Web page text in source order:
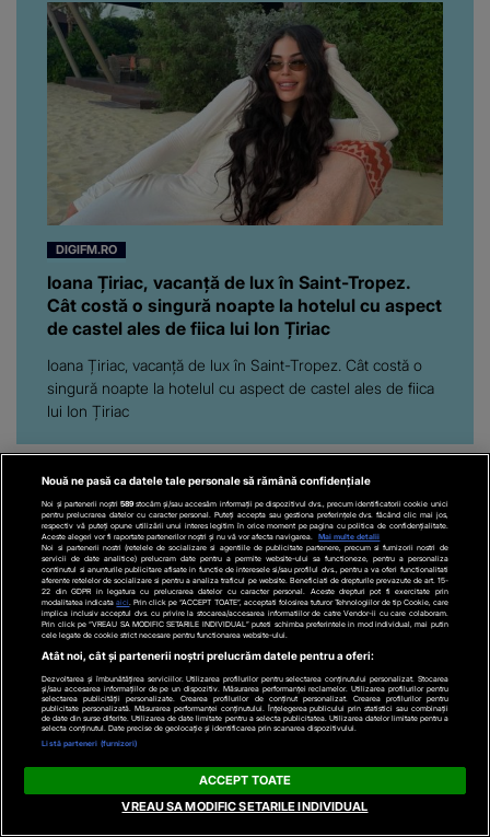
vine să creadă că s-a
ajuns până aici, dar e
adevărat, au făcut-o și pe
asta! Și ce a ieșit la iveală
ar fi prea mult pentru
oricine: "Cu… mine, fata
româncă...”
DIGIFM.RO
Ioana Țiriac, vacanță de lux în Saint-Tropez.
Cât costă o singură noapte la hotelul cu aspect
de castel ales de fiica lui Ion Țiriac
Ioana Țiriac, vacanță de lux în Saint-Tropez. Cât costă o
singură noapte la hotelul cu aspect de castel ales de fiica
lui Ion Țiriac
Să crești mare
Tu Dai Moda!
Ce faci in weekend?
Nouă ne pasă ca datele tale personale să rămână confidențiale
Noi și partenerii noștri 589stocăm și/sau accesăm informații pe dispozitivul dvs., precum identificatorii cookie unici
pentru prelucrarea datelor cu caracter personal. Puteți accepta sau gestiona preferințele dvs. făcând clic mai jos,
respectiv vă puteți opune utilizării unui interes legitim în orice moment pe pagina cu politica de confidențialitate.
Aceste alegeri vor fi raportate partenerilor noștri și nu vă vor afecta navigarea.
Mai multe detalii
Noi si partenerii nostri (retelele de socializare si agentiile de publicitate partenere, precum si furnizorii nostri de
servicii de date analitice) prelucram date pentru a permite website-ului sa functioneze, pentru a personaliza
continutul si anunturile publicitare afisate in functie de interesele si/sau profilul dvs., pentru a va oferi functionalitati
aferente retelelor de socializare si pentru a analiza traficul pe website. Beneficiati de drepturile prevazute de art. 15-
22 din GDPR in legatura cu prelucrarea datelor cu caracter personal. Aceste drepturi pot fi exercitate prin
modalitatea indicataaici . Prin click pe “ACCEPT TOATE”, acceptati folosirea tuturor Tehnologiilor de tip Cookie, care
implica inclusiv acceptul dvs. cu privire la stocarea/accesarea informatiilor de catre Vendor-ii cu care colaboram.
Prin click pe “VREAU SA MODIFIC SETARILE INDIVIDUAL” puteti schimba preferintele in mod individual, mai putin
cele legate de cookie strict necesare pentru functionarea website-ului.
Atât noi, cât și partenerii noștri prelucrăm datele pentru a oferi:
Dezvoltarea și îmbunătățirea serviciilor. Utilizarea profilurilor pentru selectarea conținutului personalizat. Stocarea
și/sau accesarea informațiilor de pe un dispozitiv. Măsurarea performanței reclamelor. Utilizarea profilurilor pentru
selectarea publicității personalizate. Crearea profilurilor de conținut personalizat. Crearea profilurilor pentru
publicitate personalizată. Măsurarea performanței conținutului. Înțelegerea publicului prin statistici sau combinații
de date din surse diferite. Utilizarea de date limitate pentru a selecta publicitatea. Utilizarea datelor limitate pentru a
selecta conținutul. Date precise de geolocație și identificarea prin scanarea dispozitivului.
Listă parteneri (furnizori)
ACCEPT TOATE
VREAU SA MODIFIC SETARILE INDIVIDUAL